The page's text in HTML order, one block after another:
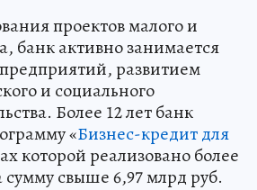
проектов малого и
банк активно занимается
развитием
и социального
Более 12 лет банк
«Бизнес-кредит для
которой реализовано более
сумму свыше 6,97 млрд руб.